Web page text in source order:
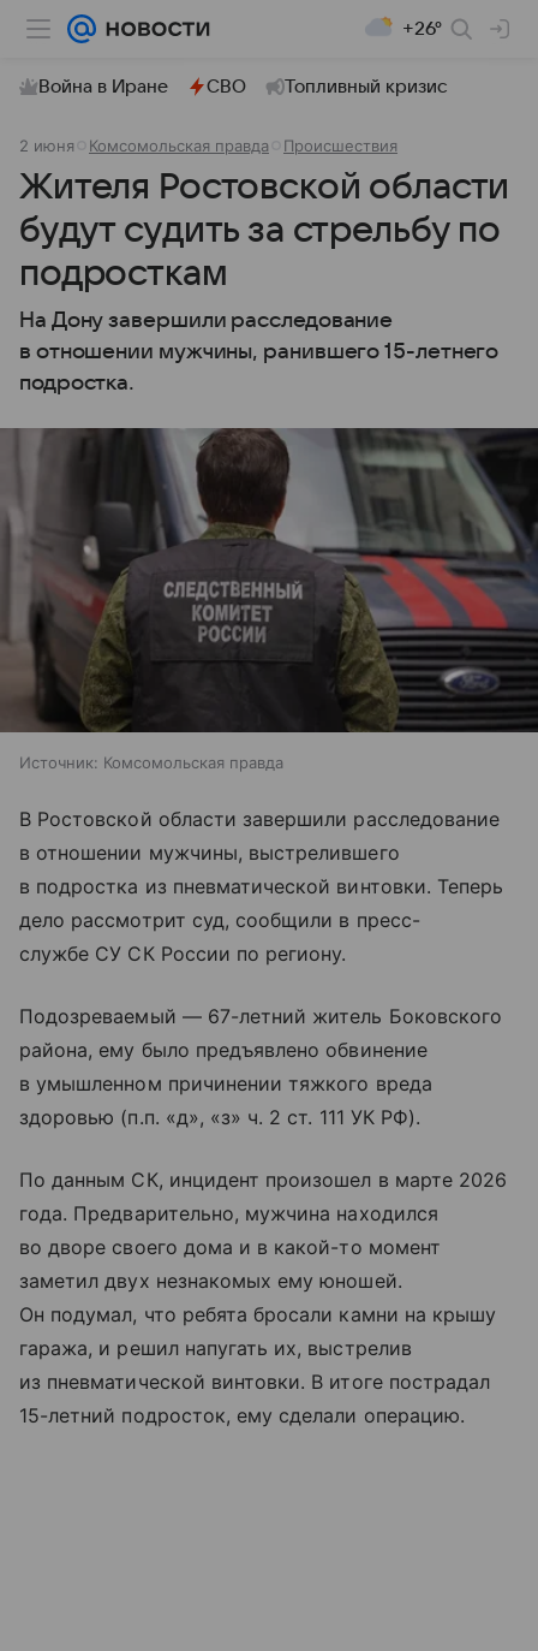
+26°
Война в Иране СВО Топливный кризис
2 июня Комсомольская правда Происшествия
Жителя Ростовской области
будут судить за стрельбу по
подросткам
На Дону завершили расследование
в отношении мужчины, ранившего 15-летнего
подростка.
Источник: Комсомольская правда
В Ростовской области завершили расследование
в отношении мужчины, выстрелившего
в подростка из пневматической винтовки. Теперь
дело рассмотрит суд, сообщили в пресс-
службе СУ СК России по региону.
Подозреваемый — 67-летний житель Боковского
района, ему было предъявлено обвинение
в умышленном причинении тяжкого вреда
здоровью (п.п. «д», «з» ч. 2 ст. 111 УК РФ).
По данным СК, инцидент произошел в марте 2026
года. Предварительно, мужчина находился
во дворе своего дома и в какой-то момент
заметил двух незнакомых ему юношей.
Он подумал, что ребята бросали камни на крышу
гаража, и решил напугать их, выстрелив
из пневматической винтовки. В итоге пострадал
15-летний подросток, ему сделали операцию.